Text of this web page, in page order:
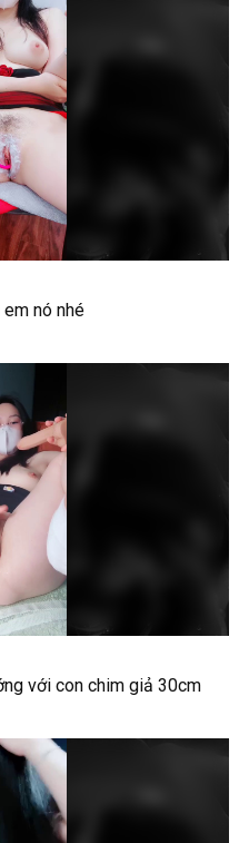
nó nhé
với con chim giả 30cm